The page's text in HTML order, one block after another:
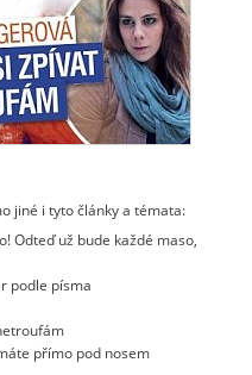
jiné i tyto články a témata:
Odteď už bude každé maso,
podle písma
přímo pod nosem